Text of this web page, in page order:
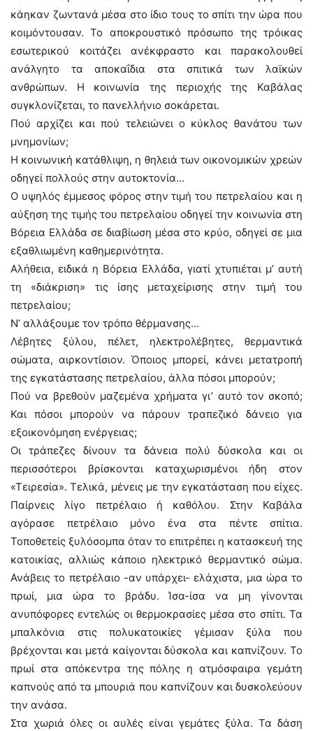
κάηκαν ζωντανά μέσα στο ίδιο τους το σπίτι την ώρα που
κοιμόντουσαν. Το αποκρουστικό πρόσωπο της τρόικας
εσωτερικού κοιτάζει ανέκφραστο και παρακολουθεί
ανάλγητο τα αποκαΐδια στα σπιτικά των λαϊκών
ανθρώπων. Η κοινωνία της περιοχής της Καβάλας
συγκλονίζεται, το πανελλήνιο σοκάρεται.
Πού αρχίζει και πού τελειώνει ο κύκλος θανάτου των
μνημονίων;
Η κοινωνική κατάθλιψη, η θηλειά των οικονομικών χρεών
οδηγεί πολλούς στην αυτοκτονία…
Ο υψηλός έμμεσος φόρος στην τιμή του πετρελαίου και η
αύξηση της τιμής του πετρελαίου οδηγεί την κοινωνία στη
Βόρεια Ελλάδα σε διαβίωση μέσα στο κρύο, οδηγεί σε μια
εξαθλιωμένη καθημερινότητα.
Αλήθεια, ειδικά η Βόρεια Ελλάδα, γιατί χτυπιέται μ’ αυτή
τη «διάκριση» τις ίσης μεταχείρισης στην τιμή του
πετρελαίου;
Ν’ αλλάξουμε τον τρόπο θέρμανσης…
Λέβητες ξύλου, πέλετ, ηλεκτρολέβητες, θερμαντικά
σώματα, αιρκοντίσιον. Όποιος μπορεί, κάνει μετατροπή
της εγκατάστασης πετρελαίου, άλλα πόσοι μπορούν;
Πού να βρεθούν μαζεμένα χρήματα γι’ αυτό τον σκοπό;
Και πόσοι μπορούν να πάρουν τραπεζικό δάνειο για
εξοικονόμηση ενέργειας;
Οι τράπεζες δίνουν τα δάνεια πολύ δύσκολα και οι
περισσότεροι βρίσκονται καταχωρισμένοι ήδη στον
«Τειρεσία». Τελικά, μένεις με την εγκατάσταση που είχες.
Παίρνεις λίγο πετρέλαιο ή καθόλου. Στην Καβάλα
αγόρασε πετρέλαιο μόνο ένα στα πέντε σπίτια.
Τοποθετείς ξυλόσομπα όταν το επιτρέπει η κατασκευή της
κατοικίας, αλλιώς κάποιο ηλεκτρικό θερμαντικό σώμα.
Ανάβεις το πετρέλαιο -αν υπάρχει- ελάχιστα, μια ώρα το
πρωί, μια ώρα το βράδυ. Ίσα-ίσα να μη γίνονται
ανυπόφορες εντελώς οι θερμοκρασίες μέσα στο σπίτι. Τα
μπαλκόνια στις πολυκατοικίες γέμισαν ξύλα που
βρέχονται και μετά καίγονται δύσκολα και καπνίζουν. Το
πρωί στα απόκεντρα της πόλης η ατμόσφαιρα γεμάτη
καπνούς από τα μπουριά που καπνίζουν και δυσκολεύουν
την ανάσα.
Στα χωριά όλες οι αυλές είναι γεμάτες ξύλα. Τα δάση